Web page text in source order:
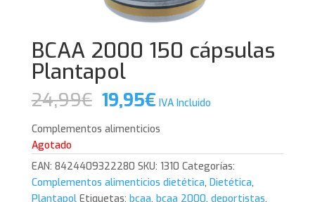
BCAA 2000 150 cápsulas
Plantapol
24,99€ El
precio
original
era:
24,99€.
19,95€El
actual
es:
19,95€.
IVA Incluido
Complementos alimenticios
Agotado
EAN: 8424409322280 SKU: 1310 Categorías:
Complementos alimenticios dietética, Dietética,
Plantapol Etiquetas: bcaa, bcaa 2000, deportistas,